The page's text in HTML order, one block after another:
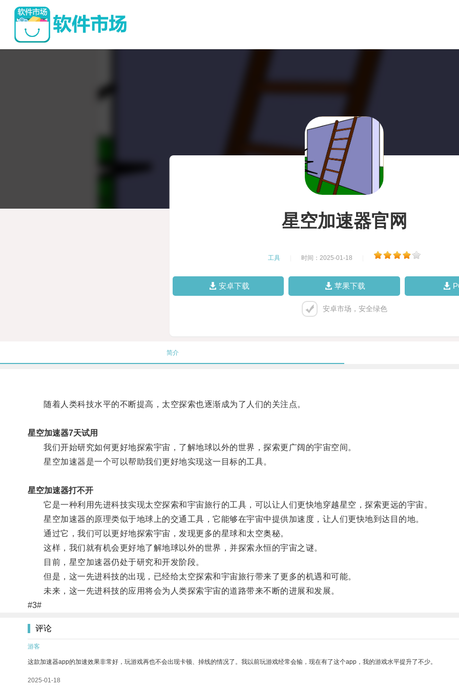
星空加速器官网
工具 时间：2025-01-18
安卓下载 苹果下载
安卓市场，安全绿色
简介
随着人类科技水平的不断提高，太空探索也逐渐成为了人们的关注点。
星空加速器7天试用
我们开始研究如何更好地探索宇宙，了解地球以外的世界，探索更广阔的宇宙空间。
星空加速器是一个可以帮助我们更好地实现这一目标的工具。
星空加速器打不开
它是一种利用先进科技实现太空探索和宇宙旅行的工具，可以让人们更快地穿越星空，探索更远的宇宙。
星空加速器的原理类似于地球上的交通工具，它能够在宇宙中提供加速度，让人们更快地到达目的地。
通过它，我们可以更好地探索宇宙，发现更多的星球和太空奥秘。
这样，我们就有机会更好地了解地球以外的世界，并探索永恒的宇宙之谜。
目前，星空加速器仍处于研究和开发阶段。
但是，这一先进科技的出现，已经给太空探索和宇宙旅行带来了更多的机遇和可能。
未来，这一先进科技的应用将会为人类探索宇宙的道路带来不断的进展和发展。
#3#
评论
游客
这款加速器app的加速效果非常好，玩游戏再也不会出现卡顿、掉线的情况了。我以前玩游戏经常会输，现在有了这个app，我的游戏水平提升了不少。
2025-01-18